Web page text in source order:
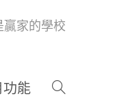
家的學校
能